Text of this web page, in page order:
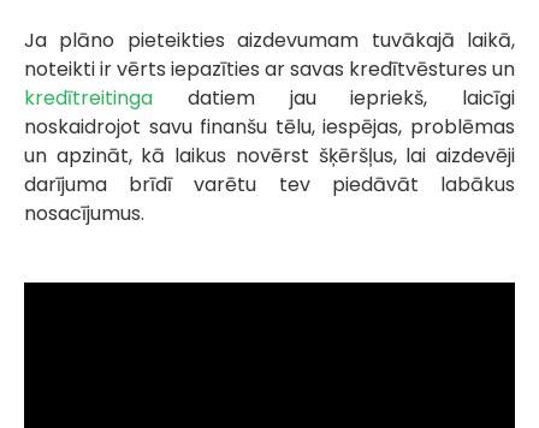
Ja plāno pieteikties aizdevumam tuvākajā laikā,
noteikti ir vērts iepazīties ar savas kredītvēstures un
kredītreitinga datiem jau iepriekš, laicīgi
noskaidrojot savu finanšu tēlu, iespējas, problēmas
un apzināt, kā laikus novērst šķēršļus, lai aizdevēji
darījuma brīdī varētu tev piedāvāt labākus
nosacījumus.